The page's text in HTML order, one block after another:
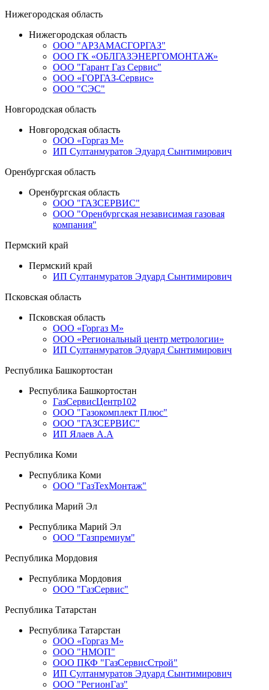
Нижегородская область
Нижегородская область
ООО "АРЗАМАСГОРГАЗ"
ООО ГК «ОБЛГАЗЭНЕРГОМОНТАЖ»
ООО "Гарант Газ Сервис"
ООО «ГОРГАЗ-Сервис»
ООО "СЭС"
Новгородская область
Новгородская область
ООО «Горгаз М»
ИП Султанмуратов Эдуард Сынтимирович
Оренбургская область
Оренбургская область
ООО "ГАЗСЕРВИС"
ООО "Оренбургская независимая газовая
компания"
Пермский край
Пермский край
ИП Султанмуратов Эдуард Сынтимирович
Псковская область
Псковская область
ООО «Горгаз М»
ООО «Региональный центр метрологии»
ИП Султанмуратов Эдуард Сынтимирович
Республика Башкортостан
Республика Башкортостан
ГазСервисЦентр102
ООО "Газокомплект Плюс"
ООО "ГАЗСЕРВИС"
ИП Ялаев А.А
Республика Коми
Республика Коми
ООО "ГазТехМонтаж"
Республика Марий Эл
Республика Марий Эл
ООО "Газпремиум"
Республика Мордовия
Республика Мордовия
ООО "ГазСервис"
Республика Татарстан
Республика Татарстан
ООО «Горгаз М»
ООО "НМОП"
ООО ПКФ "ГазСервисСтрой"
ИП Султанмуратов Эдуард Сынтимирович
ООО "РегионГаз"